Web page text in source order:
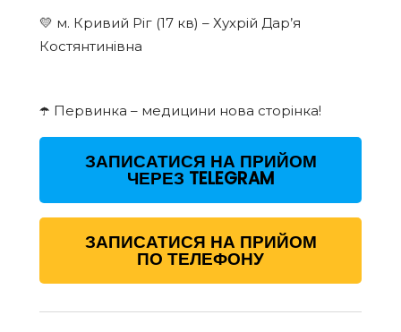
💛 м. Кривий Ріг (17 кв) – Хухрій Дар’я
Костянтинівна
☂️ Первинка – медицини нова сторінка!
ЗАПИСАТИСЯ НА ПРИЙОМ
ЧЕРЕЗ TELEGRAM
ЗАПИСАТИСЯ НА ПРИЙОМ
ПО ТЕЛЕФОНУ